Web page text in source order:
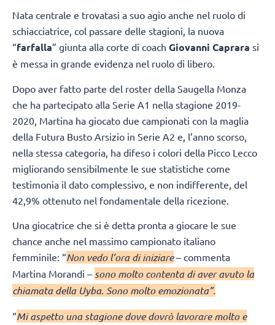
Nata centrale e trovatasi a suo agio anche nel ruolo di
schiacciatrice, col passare delle stagioni, la nuova
“farfalla” giunta alla corte di coach Giovanni Caprara si
è messa in grande evidenza nel ruolo di libero.
Dopo aver fatto parte del roster della Saugella Monza
che ha partecipato alla Serie A1 nella stagione 2019-
2020, Martina ha giocato due campionati con la maglia
della Futura Busto Arsizio in Serie A2 e, l’anno scorso,
nella stessa categoria, ha difeso i colori della Picco Lecco
migliorando sensibilmente le sue statistiche come
testimonia il dato complessivo, e non indifferente, del
42,9% ottenuto nel fondamentale della ricezione.
Una giocatrice che si è detta pronta a giocare le sue
chance anche nel massimo campionato italiano
femminile: “Non vedo l’ora di iniziare– commenta
Martina Morandi – sono molto contenta di aver avuto la
chiamata della Uyba. Sono molto emozionata”.
“Mi aspetto una stagione dove dovrò lavorare molto e